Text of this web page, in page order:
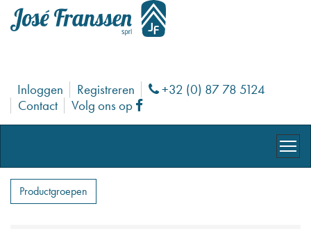
Inloggen Registreren Phone
+32 (0) 87 78 5124
Contact
Volg ons op Facebook
Productgroepen